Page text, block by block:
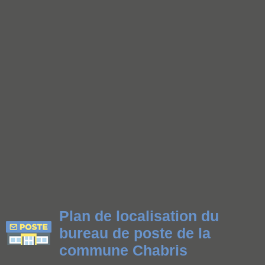
Plan de localisation du
bureau de poste de la
commune Chabris